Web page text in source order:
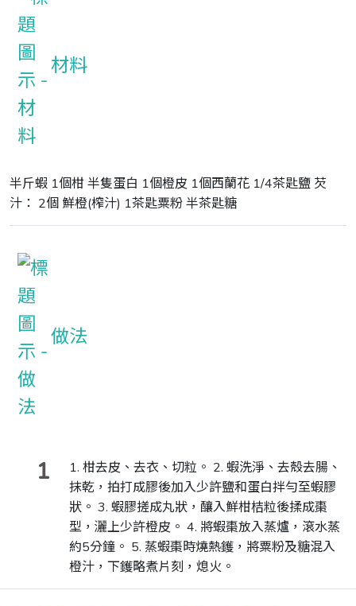
材料
半斤蝦 1個柑 半隻蛋白 1個橙皮 1個西蘭花 1/4茶匙鹽 芡
汁： 2個 鮮橙(榨汁) 1茶匙粟粉 半茶匙糖
做法
1
1. 柑去皮、去衣、切粒。 2. 蝦洗淨、去殼去腸、
抹乾，拍打成膠後加入少許鹽和蛋白拌勻至蝦膠
狀。 3. 蝦膠搓成丸狀，釀入鮮柑桔粒後揉成棗
型，灑上少許橙皮。 4. 將蝦棗放入蒸爐，滾水蒸
約5分鐘。 5. 蒸蝦棗時燒熱鑊，將粟粉及糖混入
橙汁，下鑊略煮片刻，熄火。